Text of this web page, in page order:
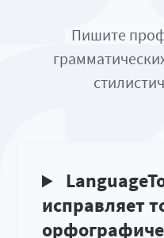
Пишите
исправляет